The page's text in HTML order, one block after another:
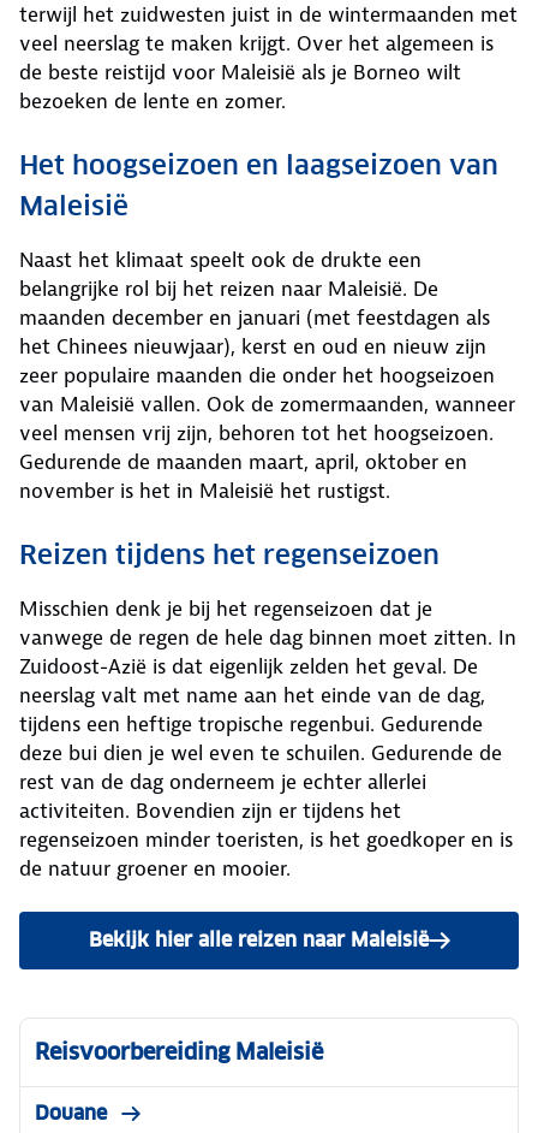
terwijl het zuidwesten juist in de wintermaanden met
veel neerslag te maken krijgt. Over het algemeen is
de beste reistijd voor Maleisië als je Borneo wilt
bezoeken de lente en zomer.
Het hoogseizoen en laagseizoen van
Maleisië
Naast het klimaat speelt ook de drukte een
belangrijke rol bij het reizen naar Maleisië. De
maanden december en januari (met feestdagen als
het Chinees nieuwjaar), kerst en oud en nieuw zijn
zeer populaire maanden die onder het hoogseizoen
van Maleisië vallen. Ook de zomermaanden, wanneer
veel mensen vrij zijn, behoren tot het hoogseizoen.
Gedurende de maanden maart, april, oktober en
november is het in Maleisië het rustigst.
Reizen tijdens het regenseizoen
Misschien denk je bij het regenseizoen dat je
vanwege de regen de hele dag binnen moet zitten. In
Zuidoost-Azië is dat eigenlijk zelden het geval. De
neerslag valt met name aan het einde van de dag,
tijdens een heftige tropische regenbui. Gedurende
deze bui dien je wel even te schuilen. Gedurende de
rest van de dag onderneem je echter allerlei
activiteiten. Bovendien zijn er tijdens het
regenseizoen minder toeristen, is het goedkoper en is
de natuur groener en mooier.
Bekijk hier alle reizen naar Maleisië
Reisvoorbereiding Maleisië
Douane